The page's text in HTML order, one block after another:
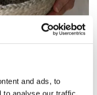
and ads, to
to analyse our traffic.